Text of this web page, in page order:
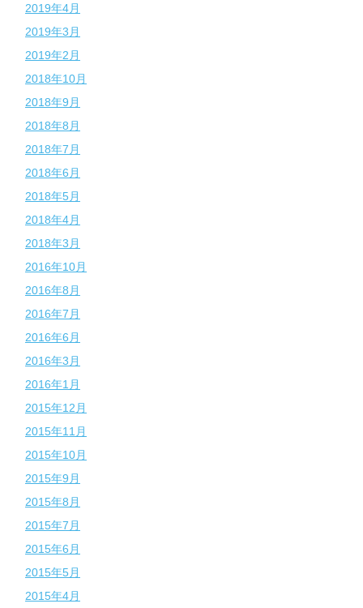
2019年4月
2019年3月
2019年2月
2018年10月
2018年9月
2018年8月
2018年7月
2018年6月
2018年5月
2018年4月
2018年3月
2016年10月
2016年8月
2016年7月
2016年6月
2016年3月
2016年1月
2015年12月
2015年11月
2015年10月
2015年9月
2015年8月
2015年7月
2015年6月
2015年5月
2015年4月